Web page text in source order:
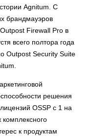
Agnitum. С
брандмауэров
Firewall Pro в
всего полтора года
Outpost Security Suite
решения
OSSP с 1 на
к продуктам